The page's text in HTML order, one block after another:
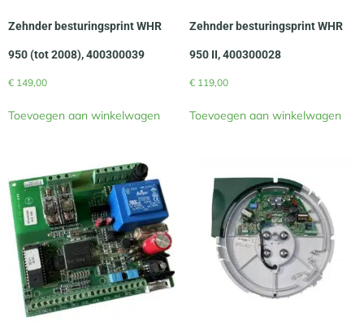
Zehnder besturingsprint WHR
950 (tot 2008), 400300039
€ 149,00
Toevoegen aan winkelwagen
Zehnder besturingsprint WHR
950 II, 400300028
€119,00
Toevoegen aan winkelwagen